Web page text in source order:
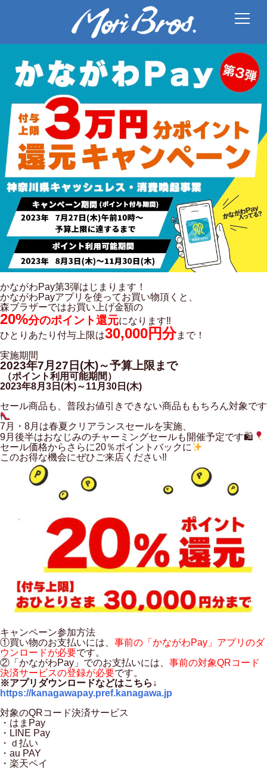
かながわPay第3弾はじまります！
かながわPayアプリを使ってお買い物頂くと、
森ブラザーではお買い上げ金額の
20%分のポイント還元になります‼
ひとりあたり付与上限は30,000円分まで！
実施期間
2023年7月27日(木)～予算上限まで
（ポイント利用可能期間）
2023年8月3日(木)～11月30日(木)
セール商品も、普段お値引きできない商品ももちろん対象です
7月・8月は春夏クリアランスセールを実施、
9月後半はおなじみのチャーミングセールも開催予定です🛍
セール価格からさらに20％ポイントバックに
このお得な機会にぜひご来店ください‼
キャンペーン参加方法
①買い物のお支払いには、 事前の「かながわPay」アプリのダ
ウンロードが必要です。
②「かながわPay」でのお支払いには、 事前の対象QRコード
決済サービスの登録が必要です。
※アプリダウンロードなどはこちら↓
https://kanagawapay.pref.kanagawa.jp
対象のQRコード決済サービス
・はまPay
・LINE Pay
・ｄ払い
・au PAY
・楽天ペイ